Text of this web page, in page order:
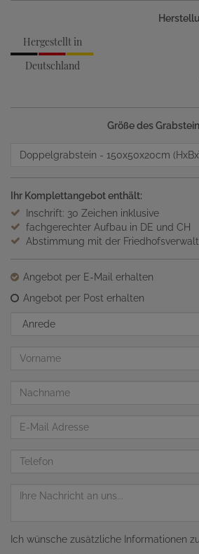
Hergestellt in
Deutschland
Größe des
Doppelgrabstein - 150x50x20cm
Ihr Komplettangebot enthält:
Inschrift: 30 Zeichen inklusive
fachgerechter Aufbau in DE und CH
Abstimmung mit der
Angebot per E-Mail erhalten
Angebot per Post erhalten
Anrede
Vorname
Nachname
Telefon
Nachricht
Ich wünsche zusätzliche Informationen